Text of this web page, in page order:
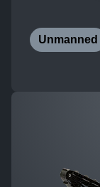
Unmanned